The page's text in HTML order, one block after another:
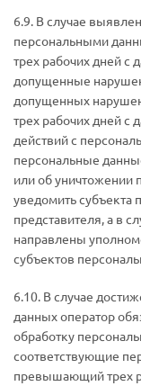
6.9. В случае
персональными
трех рабочих дней с
допущенные
допущенных
трех рабочих дней с
действий с
персональные
или об уничтожении
уведомить субъекта
представителя, а в
направлены
субъектов
6.10. В случае
данных оператор
обработку
соответствующие
превышающий трех